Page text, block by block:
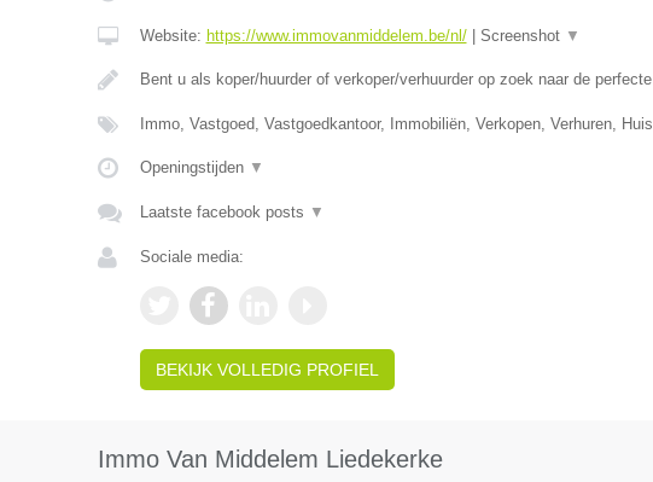
Website: https://www.immovanmiddelem.be/nl/| Screenshot ▼
Bent u als koper/huurder of verkoper/verhuurder op zoek naar de perfecte
Immo, Vastgoed, Vastgoedkantoor, Immobiliën, Verkopen, Verhuren, Huis
Openingstijden ▼
Laatste facebook posts ▼
Sociale media:
BEKIJK VOLLEDIG PROFIEL
Immo Van Middelem Liedekerke